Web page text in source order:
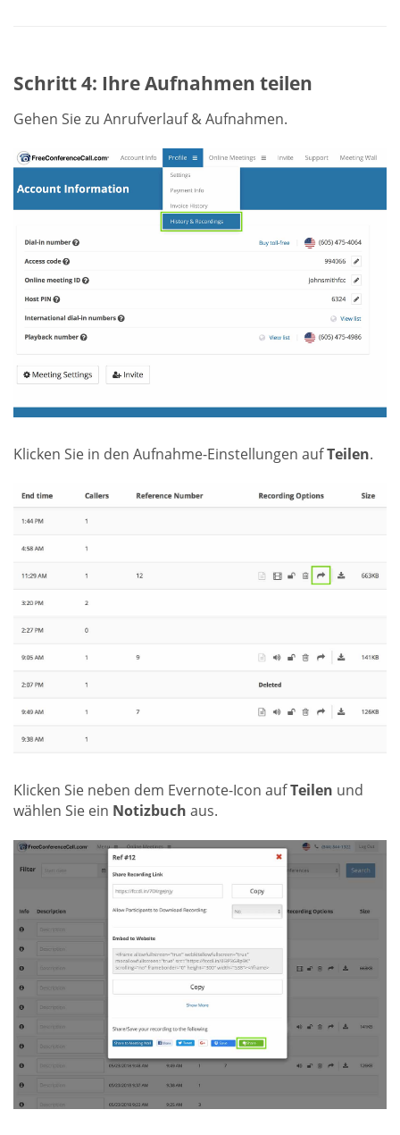
Schritt 4: Ihre Aufnahmen teilen
Gehen Sie zu Anrufverlauf & Aufnahmen.
Klicken Sie in den Aufnahme-Einstellungen aufTeilen.
Klicken Sie neben dem Evernote-Icon aufTeilen und
wählen Sie ein Notizbuch aus.